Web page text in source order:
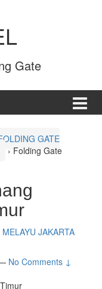
Gate
GATE
› Folding Gate
JAKARTA
No Comments ↓